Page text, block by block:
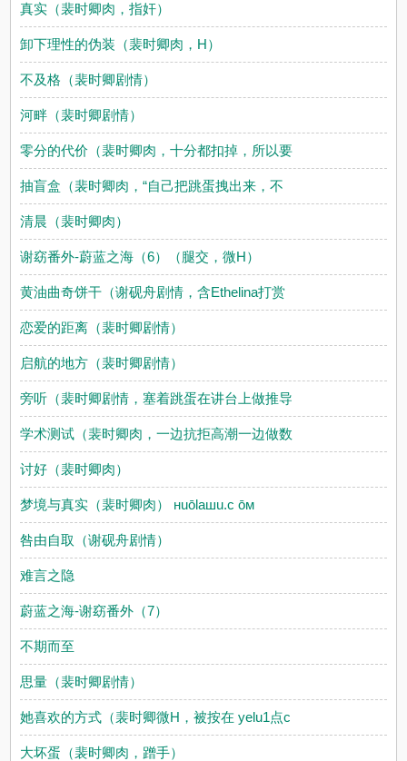
真实（裴时卿肉，指奸）
卸下理性的伪装（裴时卿肉，H）
不及格（裴时卿剧情）
河畔（裴时卿剧情）
零分的代价（裴时卿肉，十分都扣掉，所以要
抽盲盒（裴时卿肉，“自己把跳蛋拽出来，不
清晨（裴时卿肉）
谢窈番外-蔚蓝之海（6）（腿交，微H）
黄油曲奇饼干（谢砚舟剧情，含Ethelina打赏
恋爱的距离（裴时卿剧情）
启航的地方（裴时卿剧情）
旁听（裴时卿剧情，塞着跳蛋在讲台上做推导
学术测试（裴时卿肉，一边抗拒高潮一边做数
讨好（裴时卿肉）
梦境与真实（裴时卿肉） нuōlaшu.c ōм
咎由自取（谢砚舟剧情）
难言之隐
蔚蓝之海-谢窈番外（7）
不期而至
思量（裴时卿剧情）
她喜欢的方式（裴时卿微H，被按在 yelu1点c
大坏蛋（裴时卿肉，蹭手）